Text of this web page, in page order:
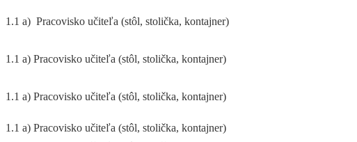
1.1 a) Pracovisko učiteľa (stôl, stolička, kontajner)
1.1 a) Pracovisko učiteľa (stôl, stolička, kontajner)
1.1 a) Pracovisko učiteľa (stôl, stolička, kontajner)
1.1 a) Pracovisko učiteľa (stôl, stolička, kontajner)